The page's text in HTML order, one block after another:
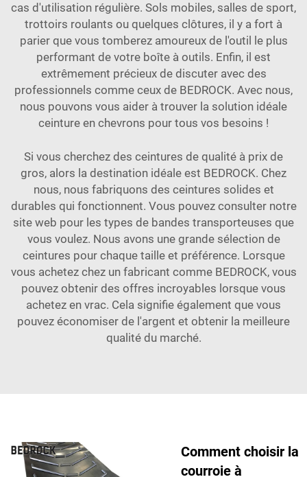
cas d'utilisation régulière. Sols mobiles, salles de sport,
trottoirs roulants ou quelques clôtures, il y a fort à
parier que vous tomberez amoureux de l'outil le plus
performant de votre boîte à outils. Enfin, il est
extrêmement précieux de discuter avec des
professionnels comme ceux de BEDROCK. Avec nous,
nous pouvons vous aider à trouver la solution idéale
ceinture en chevrons pour tous vos besoins !
Si vous cherchez des ceintures de qualité à prix de
gros, alors la destination idéale est BEDROCK. Chez
nous, nous fabriquons des ceintures solides et
durables qui fonctionnent. Vous pouvez consulter notre
site web pour les types de bandes transporteuses que
vous voulez. Nous avons une grande sélection de
ceintures pour chaque taille et préférence. Lorsque
vous achetez chez un fabricant comme BEDROCK, vous
pouvez obtenir des offres incroyables lorsque vous
achetez en vrac. Cela signifie également que vous
pouvez économiser de l'argent et obtenir la meilleure
qualité du marché.
Comment choisir la
courroie à